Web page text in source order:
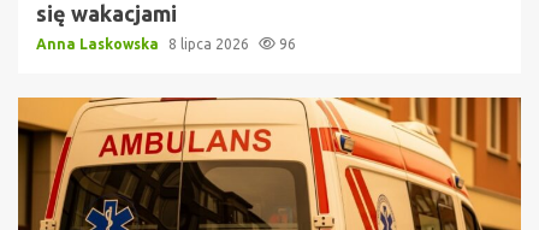
się wakacjami
Anna Laskowska 8 lipca 2026 96